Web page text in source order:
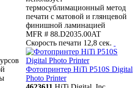
термосублимационный метод
печати с матовой и глянцевой
финишной ламинацией
MFR # 88.D2035.00AT
Скорость печати 12,8 сек.
Фотопринтер HiTi P510S Digital
Photo Printer